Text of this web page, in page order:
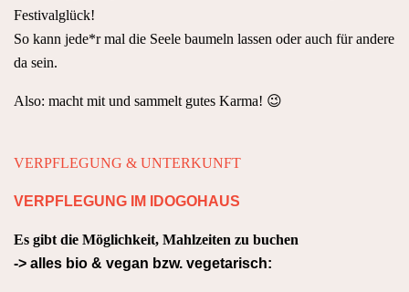
Festivalglück!
So kann jede*r mal die Seele baumeln lassen oder auch für andere
da sein.
Also: macht mit und sammelt gutes Karma! 😉
VERPFLEGUNG & UNTERKUNFT
VERPFLEGUNG IM IDOGOHAUS
Es gibt die Möglichkeit, Mahlzeiten zu buchen
-> alles bio & vegan bzw. vegetarisch: